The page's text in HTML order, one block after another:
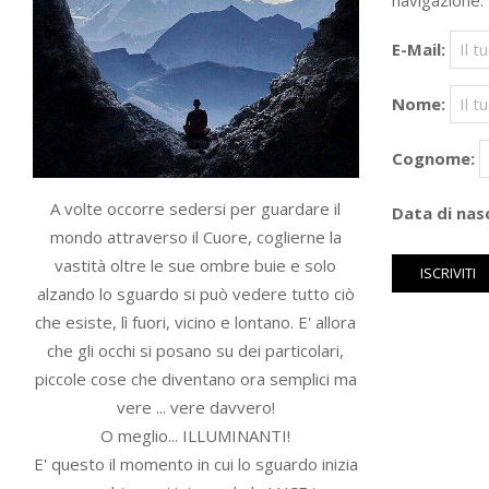
A volte occorre sedersi per guardare il
mondo attraverso il Cuore, coglierne la
vastità oltre le sue ombre buie e solo
alzando lo sguardo si può vedere tutto ciò
che esiste, lì fuori, vicino e lontano. E' allora
che gli occhi si posano su dei particolari,
piccole cose che diventano ora semplici ma
vere ... vere davvero!
O meglio... ILLUMINANTI!
E' questo il momento in cui lo sguardo inizia
E-Mail:
Nome:
Cognome:
Data di